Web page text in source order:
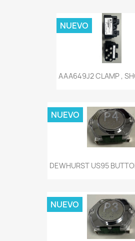
AAA649J2 CLAMP ,
NUEVO
DEWHURST US95
NUEVO
NUEVO